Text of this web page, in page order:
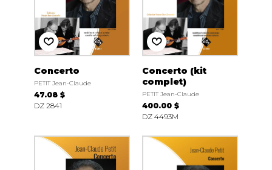
Concerto
PETIT Jean-Claude
47.08 $
DZ 2841
Concerto (kit
complet)
PETIT Jean-Claude
400.00 $
DZ 4493M